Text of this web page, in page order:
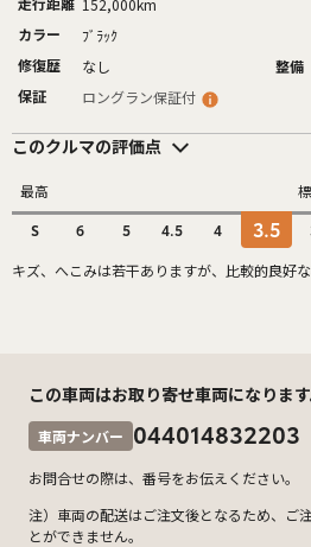
152,000km
カラー
ﾌﾞﾗｯｸ
修復歴
なし 整備
保証
ロングラン保証付
このクルマの評価点
最高
S 6 5 4.5 4 3.5
キズ、へこみは若干ありますが、比較的良好な
この車両はお取り寄せ車両になります
車両ナンバー 044014832203
お問合せの際は、番号をお伝えください。
注）車両の配送はご注文後となるため、ご
とができません。